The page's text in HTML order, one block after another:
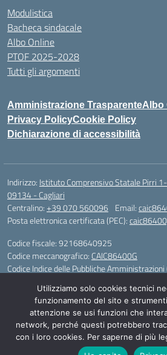
Modulistica
Bacheca sindacale
Albo Online
PTOF 2025-2028
Tutti gli argomenti
Amministrazione TrasparenteAlbo
Privacy PolicyCookie Policy
Dichiarazione di accessibilità
Indirizzo: Istituto Comprensivo Statale Pirri
09134 - Cagliari
Centralino:+39 070 560096 Email:
Posta elettronica certificata (PEC):
Codice fiscale: 92168640925
Codice meccanografico: CAIC86400G
Codice Indice delle Pubbliche Amministrazioni
IBAN - IT 46 W 0101504808000070626497
Idea e
Utilizziamo solo cookies tecnici
funzionamento del sito e
attenzione se usi funzioni che
network, perché questi potrebbero
con i loro cookies. Per saperne di più